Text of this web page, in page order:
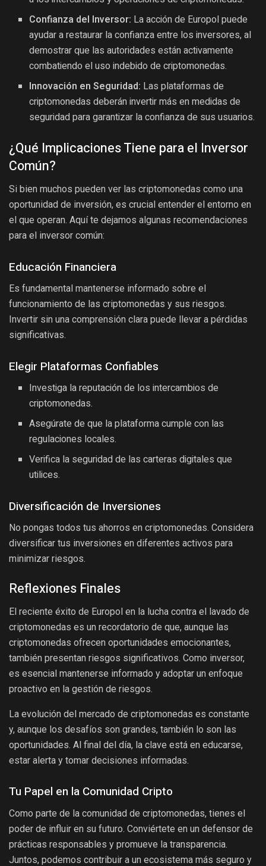
Confianza del Inversor: La acción de Europol puede
ayudar a restaurar la confianza entre los inversores, al
demostrar que las autoridades están activamente
combatiendo el uso indebido de criptomonedas.
Innovación en Seguridad: Las plataformas de
criptomonedas deberán invertir más en medidas de
seguridad para garantizar la confianza de sus usuarios.
¿Qué Implicaciones Tiene para el Inversor
Común?
Si bien muchos pueden ver las criptomonedas como una
oportunidad de inversión, es crucial entender el entorno en
el que operan. Aquí te dejamos algunas recomendaciones
para el inversor común:
Educación Financiera
Es fundamental mantenerse informado sobre el
funcionamiento de las criptomonedas y sus riesgos.
Invertir sin una comprensión clara puede llevar a pérdidas
significativas.
Elegir Plataformas Confiables
Investiga la reputación de los intercambios de
criptomonedas.
Asegúrate de que la plataforma cumple con las
regulaciones locales.
Verifica la seguridad de las carteras digitales que
utilices.
Diversificación de Inversiones
No pongas todos tus ahorros en criptomonedas. Considera
diversificar tus inversiones en diferentes activos para
minimizar riesgos.
Reflexiones Finales
El reciente éxito de Europol en la lucha contra el lavado de
criptomonedas es un recordatorio de que, aunque las
criptomonedas ofrecen oportunidades emocionantes,
también presentan riesgos significativos. Como inversor,
es esencial mantenerse informado y adoptar un enfoque
proactivo en la gestión de riesgos.
La evolución del mercado de criptomonedas es constante
y, aunque los desafíos son grandes, también lo son las
oportunidades. Al final del día, la clave está en educarse,
estar alerta y tomar decisiones informadas.
Tu Papel en la Comunidad Cripto
Como parte de la comunidad de criptomonedas, tienes el
poder de influir en su futuro. Conviértete en un defensor de
prácticas responsables y promueve la transparencia.
Juntos, podemos contribuir a un ecosistema más seguro y